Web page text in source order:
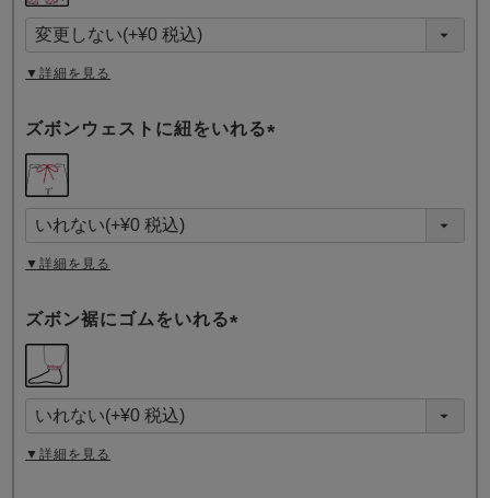
須
)
▼詳細を見る
ズボンウェストに紐をいれる
須
)
▼詳細を見る
ズボン裾にゴムをいれる
須
)
▼詳細を見る